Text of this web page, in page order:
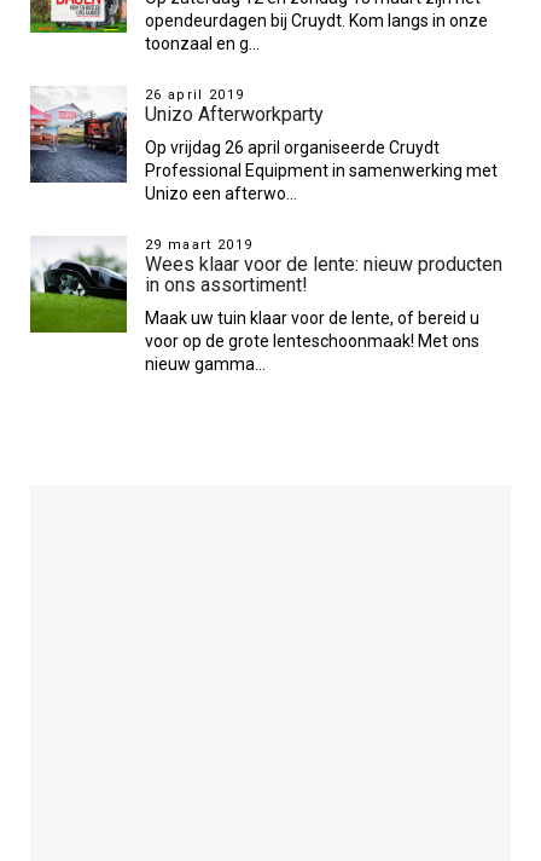
opendeurdagen bij Cruydt. Kom langs in onze
toonzaal en g...
26 april 2019
Unizo Afterworkparty
Op vrijdag 26 april organiseerde Cruydt
Professional Equipment in samenwerking met
Unizo een afterwo...
29 maart 2019
Wees klaar voor de lente: nieuw producten
in ons assortiment!
Maak uw tuin klaar voor de lente, of bereid u
voor op de grote lenteschoonmaak! Met ons
nieuw gamma...